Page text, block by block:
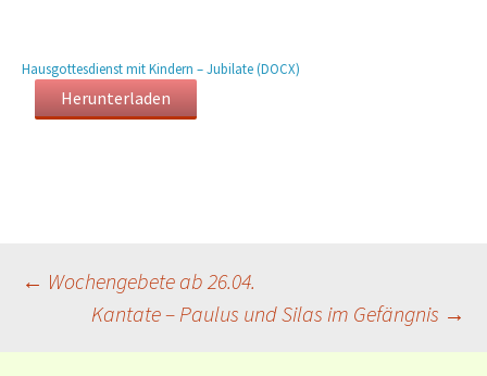
Hausgottesdienst mit Kindern – Jubilate (DOCX)
Herunterladen
Beitragsnavigation
← Wochengebete ab 26.04.
Kantate – Paulus und Silas im Gefängnis →